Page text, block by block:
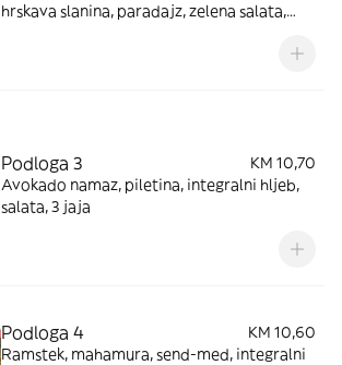
hrskava slanina, paradajz, zelena salata,
Podloga 3
KM 10,70
Avokado namaz, piletina, integralni hljeb,
salata, 3 jaja
Podloga 4
KM 10,60
Ramstek, mahamura, send-med, integralni